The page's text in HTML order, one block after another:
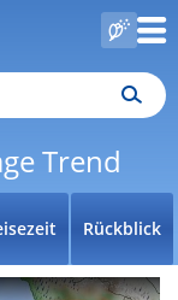
Trend
Rückblick